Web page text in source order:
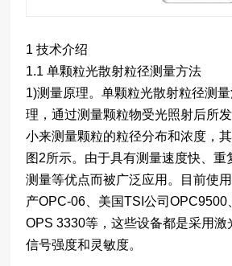
1 技术介绍
1.1 单颗粒光散射粒径测量方法
1)测量原理。单颗粒光散射粒径测
理，通过测量颗粒物受光照射后所
小来测量颗粒的粒径分布和浓度，
图2所示。由于具有测量速度快、重
测量等优点而被广泛应用。目前使
产OPC-06、美国TSI公司OPC9500
OPS 3330等，这些设备都是采用激
信号强度和灵敏度。